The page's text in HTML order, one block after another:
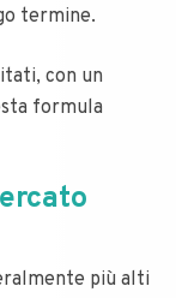
termine.
con un
formula
più alti